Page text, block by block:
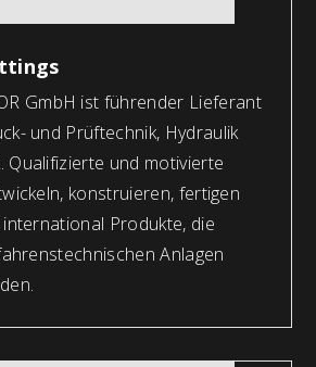
GmbH ist führender Lieferant
und Prüftechnik, Hydraulik
Qualifizierte und motivierte
konstruieren, fertigen
Produkte, die
Anlagen